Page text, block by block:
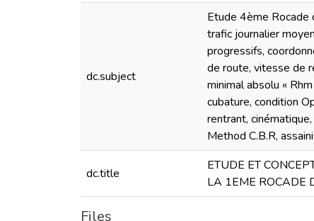
dc.subject
Etude 4ème Rocade
trafic journalier
progressifs,
de route, vitesse de
minimal absolu «
cubature, condition
rentrant,
Method C.B.R,
dc.title
ETUDE ET
LA 1EME ROCADE
Files